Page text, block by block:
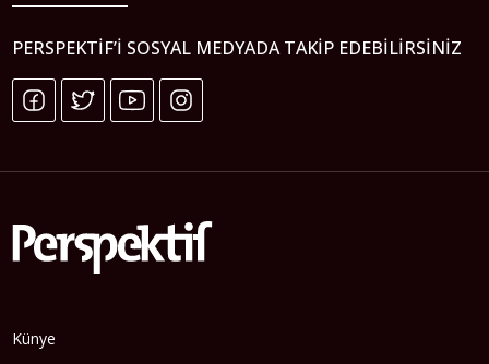
PERSPEKTIF’I SOSYAL MEDYADA TAKIP EDEBILIRSINIZ
Künye